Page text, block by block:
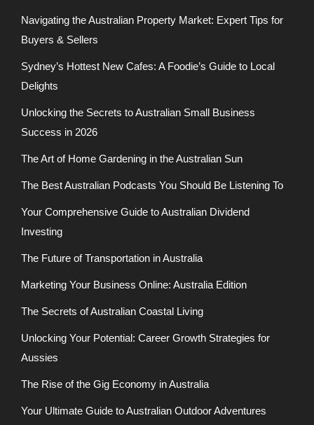
Navigating the Australian Property Market: Expert Tips for
Buyers & Sellers
Sydney’s Hottest New Cafes: A Foodie’s Guide to Local
Delights
Unlocking the Secrets to Australian Small Business
Success in 2026
The Art of Home Gardening in the Australian Sun
The Best Australian Podcasts You Should Be Listening To
Your Comprehensive Guide to Australian Dividend
Investing
The Future of Transportation in Australia
Marketing Your Business Online: Australia Edition
The Secrets of Australian Coastal Living
Unlocking Your Potential: Career Growth Strategies for
Aussies
The Rise of the Gig Economy in Australia
Your Ultimate Guide to Australian Outdoor Adventures